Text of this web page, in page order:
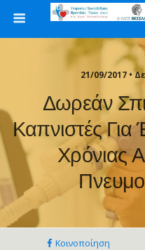
21/09/2017 •
Δωρεάν
Καπνιστές
Χρόνιας
Κοινοποίηση